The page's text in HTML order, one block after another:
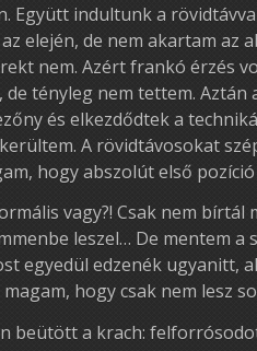
Együtt indultunk a
elején, de nem akartam az
nem. Azért frankó érzés
tényleg nem tettem. Aztán
és elkezdődtek a
A rövidtávosokat
hogy abszolút első
vagy?! Csak nem bírtál
leszel… De mentem a
egyedül edzenék ugyanitt,
hogy csak nem lesz
beütött a krach: